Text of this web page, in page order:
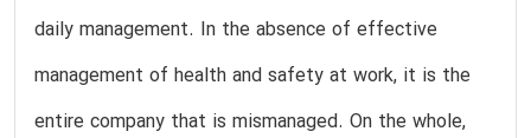
daily management. In the absence of effective
management of health and safety at work, it is the
entire company that is mismanaged. On the whole,